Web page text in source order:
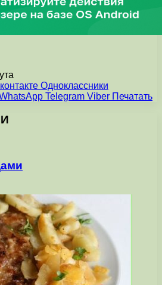
Одноклассники
Telegram Viber Печатать